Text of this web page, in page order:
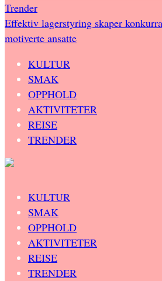
Trender
Effektiv lagerstyring skaper
motiverte ansatte
KULTUR
SMAK
OPPHOLD
AKTIVITETER
REISE
TRENDER
KULTUR
SMAK
OPPHOLD
AKTIVITETER
REISE
TRENDER